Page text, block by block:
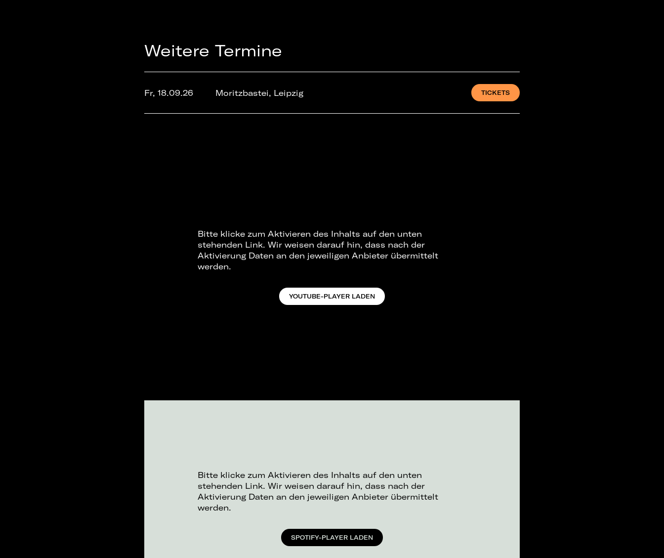
Weitere Termine
Fr, 18.09.26 Moritzbastei, Leipzig TICKETS
Bitte klicke zum Aktivieren des Inhalts auf den unten
stehenden Link. Wir weisen darauf hin, dass nach der
Aktivierung Daten an den jeweiligen Anbieter übermittelt
werden.
YOUTUBE-PLAYER LADEN
Bitte klicke zum Aktivieren des Inhalts auf den unten
stehenden Link. Wir weisen darauf hin, dass nach der
Aktivierung Daten an den jeweiligen Anbieter übermittelt
werden.
SPOTIFY-PLAYER LADEN